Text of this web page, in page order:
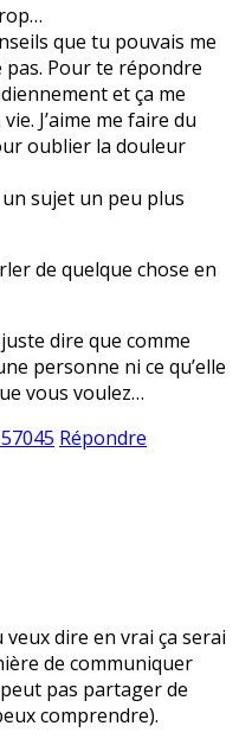
que tu pouvais me
Pour te répondre
et ça me
J’aime me faire du
oublier la douleur
sujet un peu plus
de quelque chose en
dire que comme
personne ni ce qu’elle
vous voulez…
Répondre
dire en vrai ça serai
de communiquer
pas partager de
comprendre).